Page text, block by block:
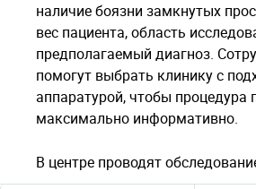
наличие боязни замкнутых
вес пациента, область
предполагаемый диагноз.
помогут выбрать клинику с
аппаратурой, чтобы процедура
максимально информативно.
В центре проводят